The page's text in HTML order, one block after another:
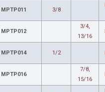
MPTP011 3/8
MPTP012
3/4,
13/16
MPTP014 1/2
MPTP016
7/8,
15/16